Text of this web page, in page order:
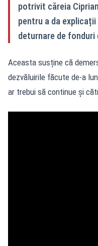
potrivit căreia
pentru a da
deturnare de fonduri
Aceasta susține că
dezvăluirile făcute de-a
ar trebui să continue și